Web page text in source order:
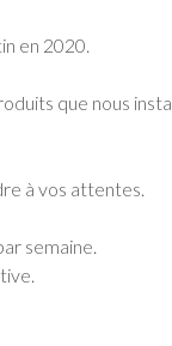
en 2020.
que nous
à vos attentes.
semaine.